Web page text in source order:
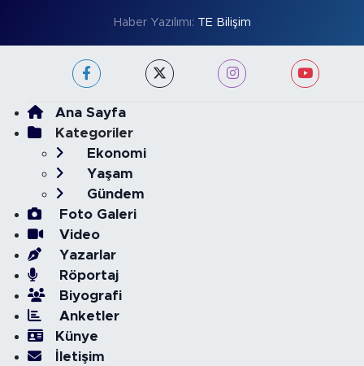
Haber Yazılımı: TE Bilişim
Ana Sayfa
Kategoriler
Ekonomi
Yaşam
Gündem
Foto Galeri
Video
Yazarlar
Röportaj
Biyografi
Anketler
Künye
İletişim